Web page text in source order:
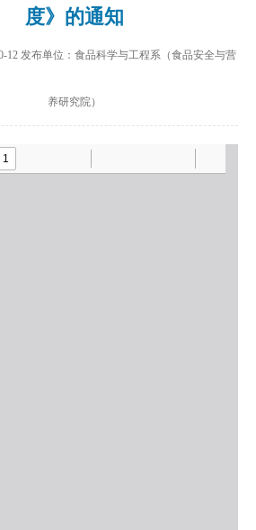
度》的通知
12发布单位：食品科学与工程系（食品安全与营
养研究院）